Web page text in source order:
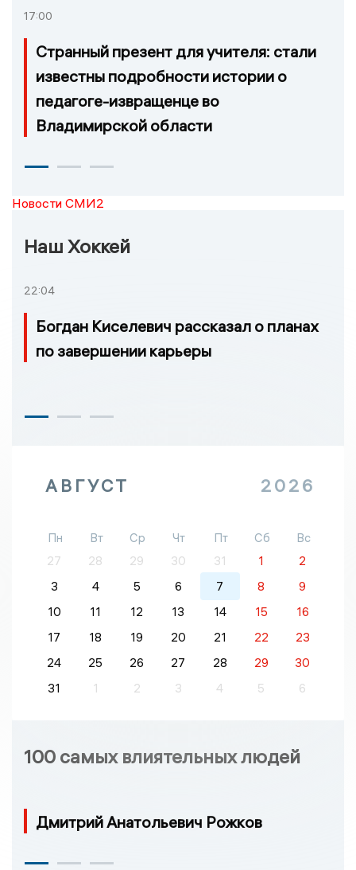
17:00
Странный презент для учителя: стали
известны подробности истории о
педагоге-извращенце во
Владимирской области
Новости СМИ2
Наш Хоккей
22:04
Богдан Киселевич рассказал о планах
по завершении карьеры
АВГУСТ 2026
Пн Вт Ср Чт Пт Сб
Вс
27
28 29 30 31 1
2
3
4 5 6 7 8
9
10
11 12 13 14 15
16
17
18 19 20 21 22
23
24
25 26 27 28 29
30
31
1 2 3 4 5 6
100 самых влиятельных людей
Дмитрий Анатольевич Рожков